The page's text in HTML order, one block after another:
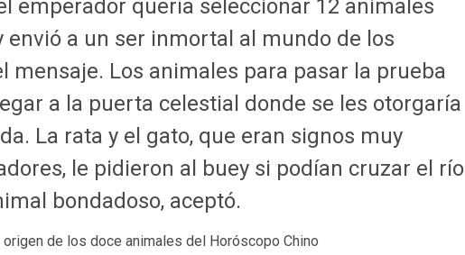
emperador quería seleccionar 12 animales
a un ser inmortal al mundo de los
mensaje. Los animales para pasar la prueba
a la puerta celestial donde se les otorgaría
La rata y el gato, que eran signos muy
le pidieron al buey si podían cruzar el río
bondadoso, aceptó.